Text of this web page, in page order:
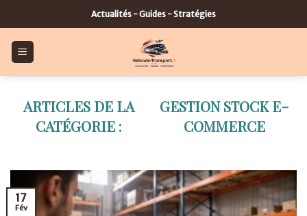
to
content
Actualités - Guides - Stratégies
GESTION STOCK E-
COMMERCE
17
Fév